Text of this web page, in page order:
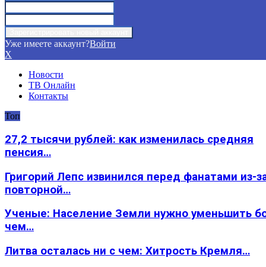
Уже имеете аккаунт?Войти
X
Новости
ТВ Онлайн
Контакты
Топ
27,2 тысячи рублей: как изменилась средняя
пенсия…
Григорий Лепс извинился перед фанатами из-
повторной…
Ученые: Население Земли нужно уменьшить
чем…
Литва осталась ни с чем: Хитрость Кремля…